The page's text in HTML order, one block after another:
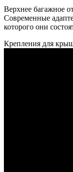
Верхнее багажное
Современные
которого они
Крепления для